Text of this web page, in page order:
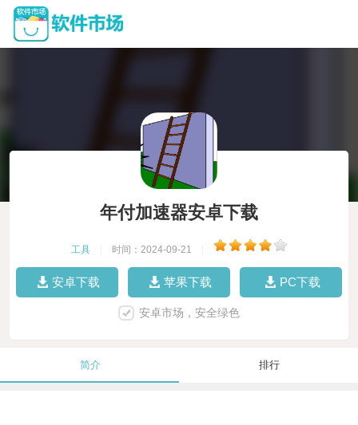
年付加速器安卓下载
工具 时间：2024-09-21
安卓下载 苹果下载 PC下载
安卓市场，安全绿色
简介 排行